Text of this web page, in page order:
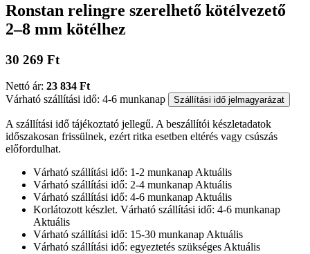
Ronstan relingre szerelhető kötélvezető
2–8 mm kötélhez
30 269 Ft
Nettó ár: 23 834 Ft
Várható szállítási idő: 4-6 munkanap
Szállítási idő jelmagyarázat
A szállítási idő tájékoztató jellegű. A beszállítói készletadatok
időszakosan frissülnek, ezért ritka esetben eltérés vagy csúszás
előfordulhat.
Várható szállítási idő: 1-2 munkanapAktuális
Várható szállítási idő: 2-4 munkanapAktuális
Várható szállítási idő: 4-6 munkanapAktuális
Korlátozott készlet. Várható szállítási idő: 4-6 munkanap
Aktuális
Várható szállítási idő: 15-30 munkanapAktuális
Várható szállítási idő: egyeztetés szükségesAktuális